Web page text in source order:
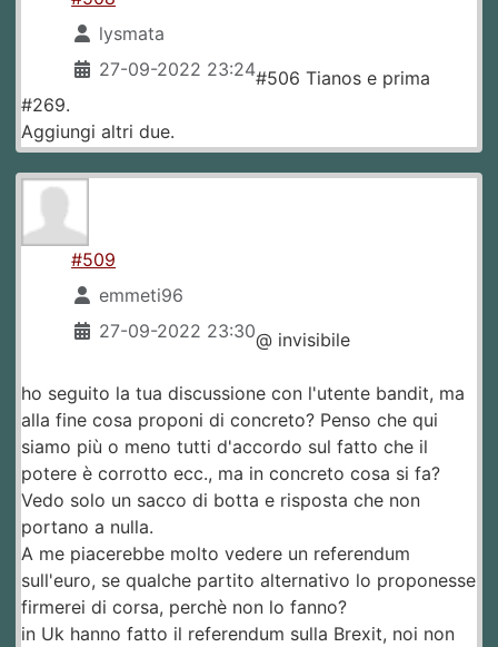
lysmata
27-09-2022 23:24#506 Tianos e prima
#269.
Aggiungi altri due.
#509
emmeti96
27-09-2022 23:30@ invisibile
ho seguito la tua discussione con l'utente bandit, ma
alla fine cosa proponi di concreto? Penso che qui
siamo più o meno tutti d'accordo sul fatto che il
potere è corrotto ecc., ma in concreto cosa si fa?
Vedo solo un sacco di botta e risposta che non
portano a nulla.
A me piacerebbe molto vedere un referendum
sull'euro, se qualche partito alternativo lo proponesse
firmerei di corsa, perchè non lo fanno?
in Uk hanno fatto il referendum sulla Brexit, noi non